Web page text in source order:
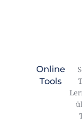
Online
Tools